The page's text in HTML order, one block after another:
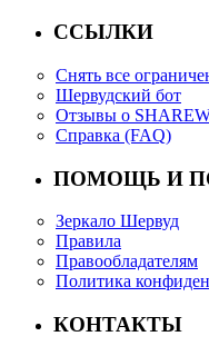
ССЫЛКИ
Снять все
Шервудский бот
Отзывы о
Справка (FAQ)
ПОМОЩЬ И
Зеркало Шервуд
Правила
Правообладателям
Политика
КОНТАКТЫ